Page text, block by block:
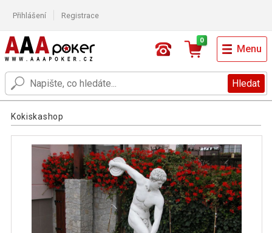
Přihlášení Registrace
Hledat
0
Menu
Kokiskashop